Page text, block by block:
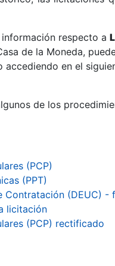
respecto a
de la Moneda,
en el
de los
(PCP)
(PPT)
Contratación (DEUC) -
licitación
(PCP) rectificado